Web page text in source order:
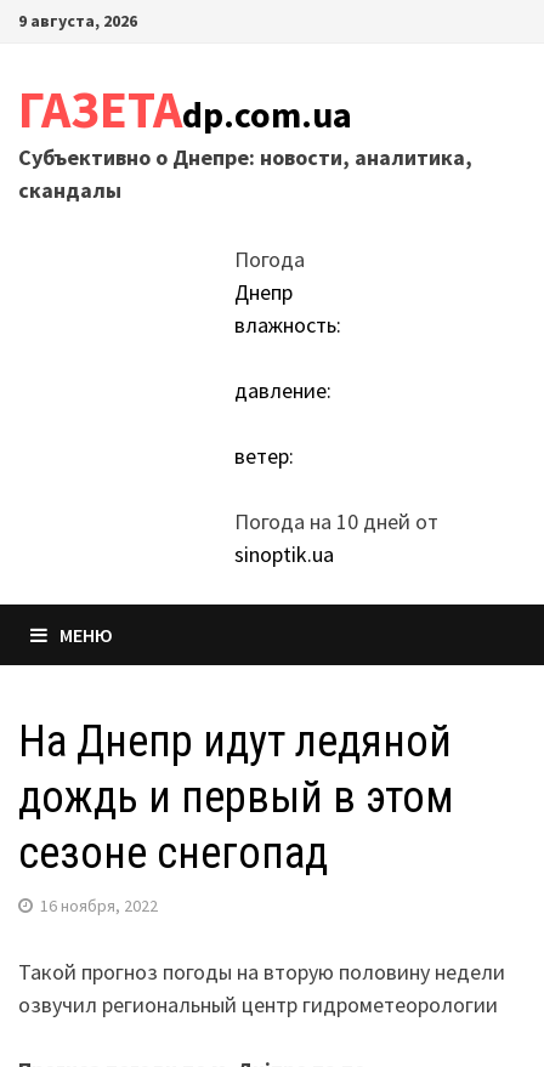
Перейти
9 августа, 2026
ГАЗЕТАdp.com.ua
Субъективно о Днепре: новости, аналитика,
скандалы
Погода
Днепр
влажность:
давление:
ветер:
Погода на 10 дней от
sinoptik.ua
МЕНЮ
На Днепр идут ледяной
дождь и первый в этом
сезоне снегопад
16 ноября, 2022
Такой прогноз погоды на вторую половину недели
озвучил региональный центр гидрометеорологии